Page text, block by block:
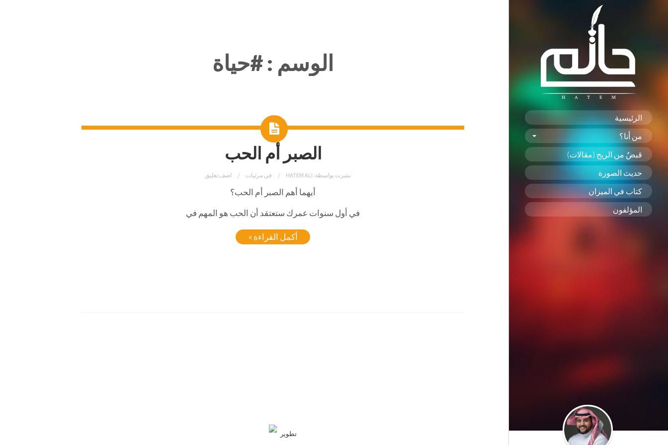
الرئيسية
من أنا؟
قبضٌ من الريح (مقالات)
حديث الصورة
كتاب في الميزان
المؤلفون
الوسم :#حياة
الصبر أم الحب
نشرت بواسطة: HATEM ALI في مرئيات اضف تعليق
أيهما أهم الصبر أم الحب؟
في أول سنوات عمرك ستعتقد أن الحب هو المهم في
أكمل القراءة »
تطوير